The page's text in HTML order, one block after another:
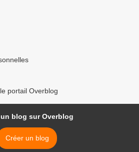
portail Overblog
un blog sur Overblog
Créer un blog